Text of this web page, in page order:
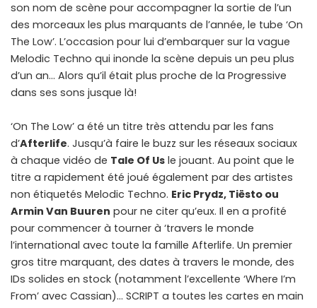
son nom de scène pour accompagner la sortie de l’un
des morceaux les plus marquants de l’année, le tube ‘On
The Low’. L’occasion pour lui d’embarquer sur la vague
Melodic Techno qui inonde la scène depuis un peu plus
d’un an… Alors qu’il était plus proche de la Progressive
dans ses sons jusque là!
‘On The Low’ a été un titre très attendu par les fans
d’Afterlife. Jusqu’à faire le buzz sur les réseaux sociaux
à chaque vidéo de Tale Of Us le jouant. Au point que le
titre a rapidement été joué également par des artistes
non étiquetés Melodic Techno. Eric Prydz, Tiësto ou
Armin Van Buuren pour ne citer qu’eux. Il en a profité
pour commencer à tourner à ‘travers le monde
l’international avec toute la famille Afterlife. Un premier
gros titre marquant, des dates à travers le monde, des
IDs solides en stock (notamment l’excellente ‘Where I’m
From’ avec Cassian)… SCRIPT a toutes les cartes en main